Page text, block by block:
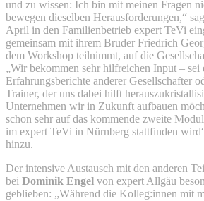
und zu wissen: Ich bin mit meinen Fragen
bewegen dieselben Herausforderungen,“
April in den Familienbetrieb expert TeVi
gemeinsam mit ihrem Bruder Friedrich
dem Workshop teilnimmt, auf die
„Wir bekommen sehr hilfreichen Input – sei
Erfahrungsberichte anderer Gesellschafter
Trainer, der uns dabei hilft
Unternehmen wir in Zukunft aufbauen
schon sehr auf das kommende zweite
im expert TeVi in Nürnberg stattfinden
hinzu.
Der intensive Austausch mit den anderen
bei Dominik Engel von expert Allgäu
geblieben: „Während die Kolleg:innen mit